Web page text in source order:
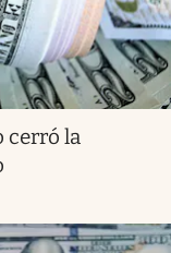
cerró la